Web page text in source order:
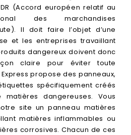
(Accord européen relatif au
des marchandises
Il doit faire l’objet d’une
et les entreprises travaillant
dangereux doivent donc
claire pour éviter toute
propose des panneaux,
spécifiquement créés
dangereuses. Vous
site un panneau matières
matières inflammables ou
corrosives. Chacun de ces